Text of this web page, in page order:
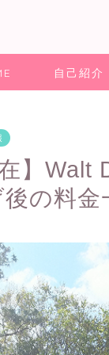
自己紹介
】
の料金